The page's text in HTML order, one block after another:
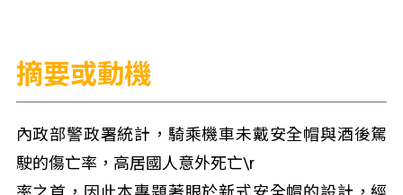
摘要或動機
內政部警政署統計，騎乘機車未戴安全帽與酒後駕
駛的傷亡率，高居國人意外死亡\r